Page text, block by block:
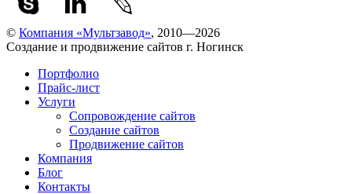
© Компания «Мультзавод», 2010—2026
Создание и продвижение сайтов г. Ногинск
Портфолио
Прайс-лист
Услуги
Сопровождение сайтов
Создание сайтов
Продвижение сайтов
Компания
Блог
Контакты